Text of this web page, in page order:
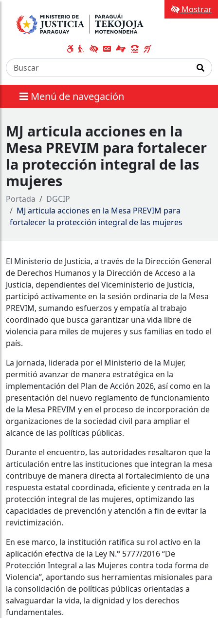
Menú de navegación
Mostrar
MJ articula acciones en la
Mesa PREVIM para fortalecer
la protección integral de las
mujeres
Portada
DGCIP
MJ articula acciones en la Mesa PREVIM para
fortalecer la protección integral de las mujeres
El Ministerio de Justicia, a través de la Dirección General
de Derechos Humanos y la Dirección de Acceso a la
Justicia, dependientes del Viceministerio de Justicia,
participó activamente en la sesión ordinaria de la Mesa
PREVIM, sumando esfuerzos y empatía al trabajo
coordinado que busca garantizar una vida libre de
violencia para miles de mujeres y sus familias en todo el
país.
La jornada, liderada por el Ministerio de la Mujer,
permitió avanzar de manera estratégica en la
implementación del Plan de Acción 2026, así como en la
presentación del nuevo reglamento de funcionamiento
de la Mesa PREVIM y en el proceso de incorporación de
organizaciones de la sociedad civil para ampliar el
alcance de las políticas públicas.
Durante el encuentro, las autoridades resaltaron que la
articulación entre las instituciones que integran la mesa
contribuye de manera directa al fortalecimiento de una
respuesta estatal coordinada, eficiente y centrada en la
protección integral de las mujeres, optimizando las
capacidades de prevención y atención a fin de evitar la
revictimización.
En ese marco, la institución ratifica su rol activo en la
aplicación efectiva de la Ley N.° 5777/2016 “De
Protección Integral a las Mujeres contra toda forma de
Violencia”, aportando sus herramientas misionales para
la consolidación de políticas públicas orientadas a
salvaguardar la vida, la dignidad y los derechos
fundamentales.